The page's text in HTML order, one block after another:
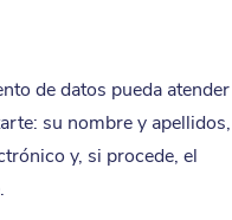
de datos pueda atender
su nombre y apellidos,
y, si procede, el